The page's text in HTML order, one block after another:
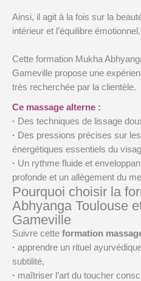
Ainsi, il agit à la fois sur la
intérieur et l’équilibre émotionnel.
Cette formation Mukha
Gameville propose une
très recherchée par la clientèle.
Ce massage alterne :
· Des techniques de lissage
· Des pressions précises sur les
énergétiques essentiels du
· Un rythme fluide et
profonde et un allègement du
Pourquoi choisir la
Abhyanga Toulouse
Gameville
Suivre cette formation
· apprendre un rituel
subtilité,
· maîtriser l’art du toucher